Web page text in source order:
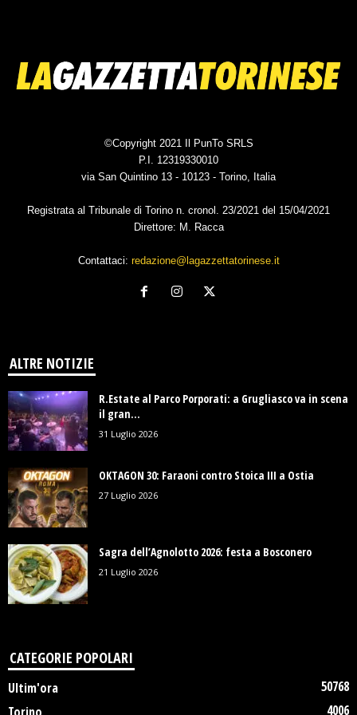
©Copyright 2021 Il PunTo SRLS
P.I. 12319330010
via San Quintino 13 - 10123 - Torino, Italia
Registrata al Tribunale di Torino n. cronol. 23/2021 del 15/04/2021
Direttore: M. Racca
Contattaci: redazione@lagazzettatorinese.it
ALTRE NOTIZIE
R.Estate al Parco Porporati: a Grugliasco va in scena
il gran...
31 Luglio 2026
OKTAGON 30: Faraoni contro Stoica III a Ostia
27 Luglio 2026
Sagra dell’Agnolotto 2026: festa a Bosconero
21 Luglio 2026
CATEGORIE POPOLARI
Ultim'ora
50768
4006